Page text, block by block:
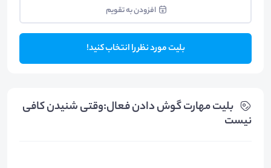
افزودن به تقویم
بلیت مورد نظر را انتخاب کنید!
بلیت‌ مهارت گوش دادن فعال:وقتی شنیدن کافی
نیست